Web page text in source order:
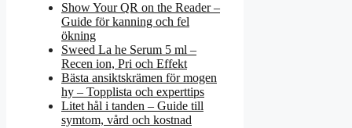
Show Your QR on the Reader –
Guide för kanning och fel
ökning
Sweed La he Serum 5 ml –
Recen ion, Pri och Effekt
Bästa ansiktskrämen för mogen
hy – Topplista och experttips
Litet hål i tanden – Guide till
symtom, vård och kostnad